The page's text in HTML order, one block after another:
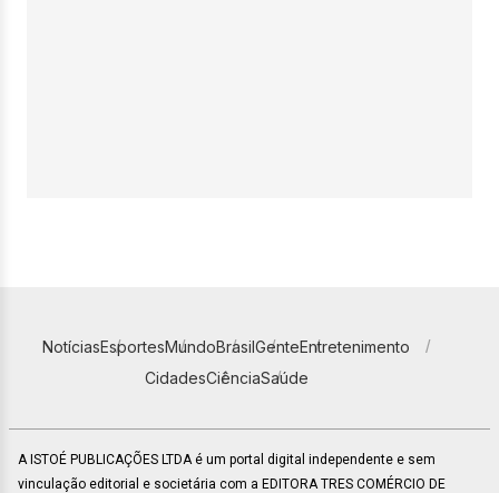
NotíciasEsportesMundoBrasilGenteEntretenimento
CidadesCiênciaSaúde
A ISTOÉ PUBLICAÇÕES LTDA é um portal digital independente e sem
vinculação editorial e societária com a EDITORA TRES COMÉRCIO DE